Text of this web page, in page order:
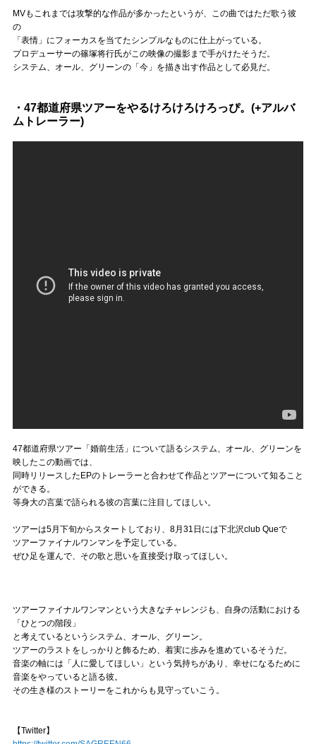
MVもこれまでは攻撃的な作品が多かったというが、この曲ではただ歌う彼
の
「表情」にフォーカスを当てたシンプルなものに仕上がっている。
プロデューサーの篠塚将行氏がこの映像の撮影まで手がけたそうだ。
システム、オール、グリーンの「今」を描き出す作品として必見だ。
・47都道府県ツアーをやるけろけろけろっぴ。(+アルバ
ムトレーラー)
47都道府県ツアー「婚前生活」について語るシステム、オール、グリーンを
映したこの動画では、
同時リリースしたEPのトレーラーと合わせて作品とツアーについて知ること
ができる。
等身大の言葉で語られる彼の言葉に注目してほしい。
ツアーは5月下旬からスタートしており、8月31日には下北沢club Queで
ツアーファイナルワンマンを予定している。
ぜひ足を運んで、その歌と思いを直接受け取ってほしい。
ツアーファイナルワンマンという大きなチャレンジも、自身の活動における
「ひとつの階段」
と考えているというシステム、オール、グリーン。
ツアーのラストをしっかりと飾るため、着実に歩みを進めているそうだ。
音楽の軸には「人に愛してほしい」という気持ちがあり、幸せになるために
音楽をやっていると語る彼。
その生き様のストーリーをこれからも見守っていこう。
【Twitter】